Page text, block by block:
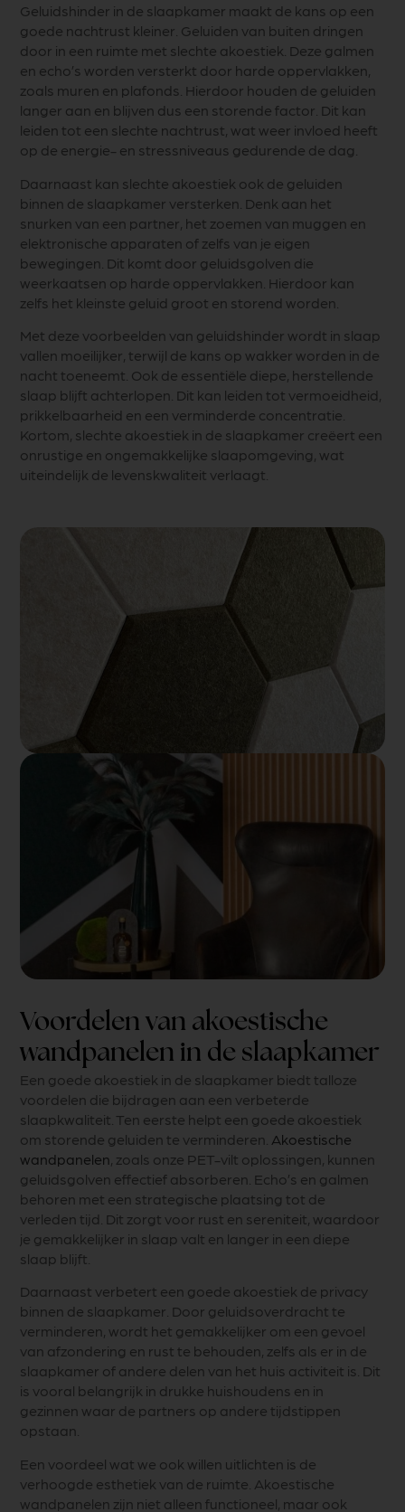
Geluidshinder in de slaapkamer maakt de kans op een
goede nachtrust kleiner. Geluiden van buiten dringen
door in een ruimte met slechte akoestiek. Deze galmen
en echo’s worden versterkt door harde oppervlakken,
zoals muren en plafonds. Hierdoor houden de geluiden
langer aan en blijven dus een storende factor. Dit kan
leiden tot een slechte nachtrust, wat weer invloed heeft
op de energie- en stressniveaus gedurende de dag.
Daarnaast kan slechte akoestiek ook de geluiden
binnen de slaapkamer versterken. Denk aan het
snurken van een partner, het zoemen van muggen en
elektronische apparaten of zelfs van je eigen
bewegingen. Dit komt door geluidsgolven die
weerkaatsen op harde oppervlakken. Hierdoor kan
zelfs het kleinste geluid groot en storend worden.
Met deze voorbeelden van geluidshinder wordt in slaap
vallen moeilijker, terwijl de kans op wakker worden in de
nacht toeneemt. Ook de essentiële diepe, herstellende
slaap blijft achterlopen. Dit kan leiden tot vermoeidheid,
prikkelbaarheid en een verminderde concentratie.
Kortom, slechte akoestiek in de slaapkamer creëert een
onrustige en ongemakkelijke slaapomgeving, wat
uiteindelijk de levenskwaliteit verlaagt.
Voordelen van akoestische
wandpanelen in de slaapkamer
Een goede akoestiek in de slaapkamer biedt talloze
voordelen die bijdragen aan een verbeterde
slaapkwaliteit. Ten eerste helpt een goede akoestiek
om storende geluiden te verminderen. Akoestische
wandpanelen , zoals onze PET-vilt oplossingen, kunnen
geluidsgolven effectief absorberen. Echo’s en galmen
behoren met een strategische plaatsing tot de
verleden tijd. Dit zorgt voor rust en sereniteit, waardoor
je gemakkelijker in slaap valt en langer in een diepe
slaap blijft.
Daarnaast verbetert een goede akoestiek de privacy
binnen de slaapkamer. Door geluidsoverdracht te
verminderen, wordt het gemakkelijker om een gevoel
van afzondering en rust te behouden, zelfs als er in de
slaapkamer of andere delen van het huis activiteit is. Dit
is vooral belangrijk in drukke huishoudens en in
gezinnen waar de partners op andere tijdstippen
opstaan.
Een voordeel wat we ook willen uitlichten is de
verhoogde esthetiek van de ruimte. Akoestische
wandpanelen zijn niet alleen functioneel, maar ook